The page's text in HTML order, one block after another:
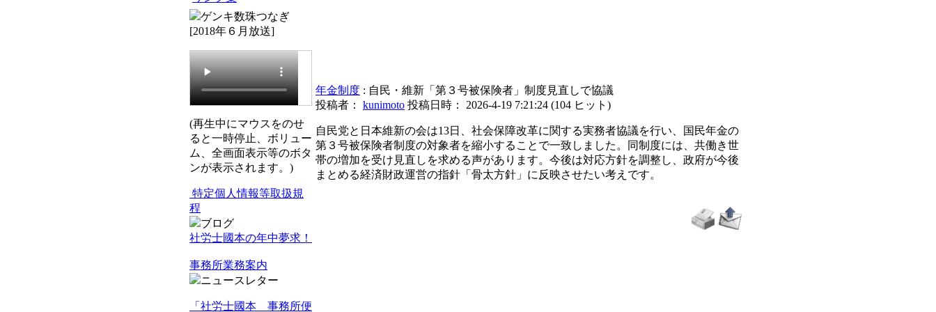
ゲンキ数珠つなぎ
[2018年６月放送]
(再生中にマウスをのせ
ると一時停止、ボリュー
ム、全画面表示等のボタ
ンが表示されます。)
特定個人情報等取扱規
程
ブログ
社労士國本の年中夢求！
事務所業務案内
ニュースレター
「社労士國本 事務所便
年金制度 : 自民・維新「第３号被保険者」制度見直しで協議
投稿者： kunimoto 投稿日時： 2026-4-19 7:21:24 (104 ヒット )
自民党と日本維新の会は13日、社会保障改革に関する実務者協議を行い、国民年金の
第３号被保険者制度の対象者を縮小することで一致しました。同制度には、共働き世
帯の増加を受け見直しを求める声があります。今後は対応方針を調整し、政府が今後
まとめる経済財政運営の指針「骨太方針」に反映させたい考えです。